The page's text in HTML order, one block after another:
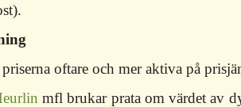
oftare och mer aktiva på
mfl brukar prata om värdet av